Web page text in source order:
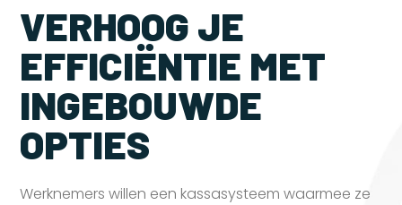
VERHOOG JE
EFFICIËNTIE MET
INGEBOUWDE
OPTIES
Werknemers willen een kassasysteem waarmee ze